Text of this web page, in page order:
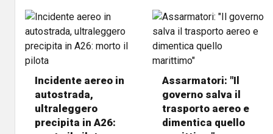
Incidente aereo in
autostrada,
ultraleggero
precipita in A26:
Assarmatori: "Il
governo salva il
trasporto aereo e
dimentica quello